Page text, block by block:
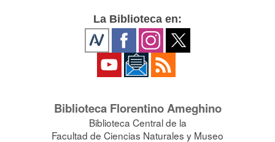
La Biblioteca en:
Biblioteca Florentino Ameghino
Biblioteca Central de la
Facultad de Ciencias Naturales y Museo